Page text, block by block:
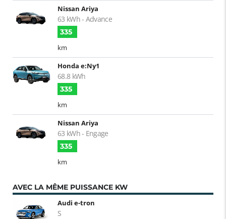
Nissan Ariya
63 kWh - Advance
335
km
Honda e:Ny1
68.8 kWh
335
km
Nissan Ariya
63 kWh - Engage
335
km
AVEC LA MÊME PUISSANCE KW
Audi e-tron
S